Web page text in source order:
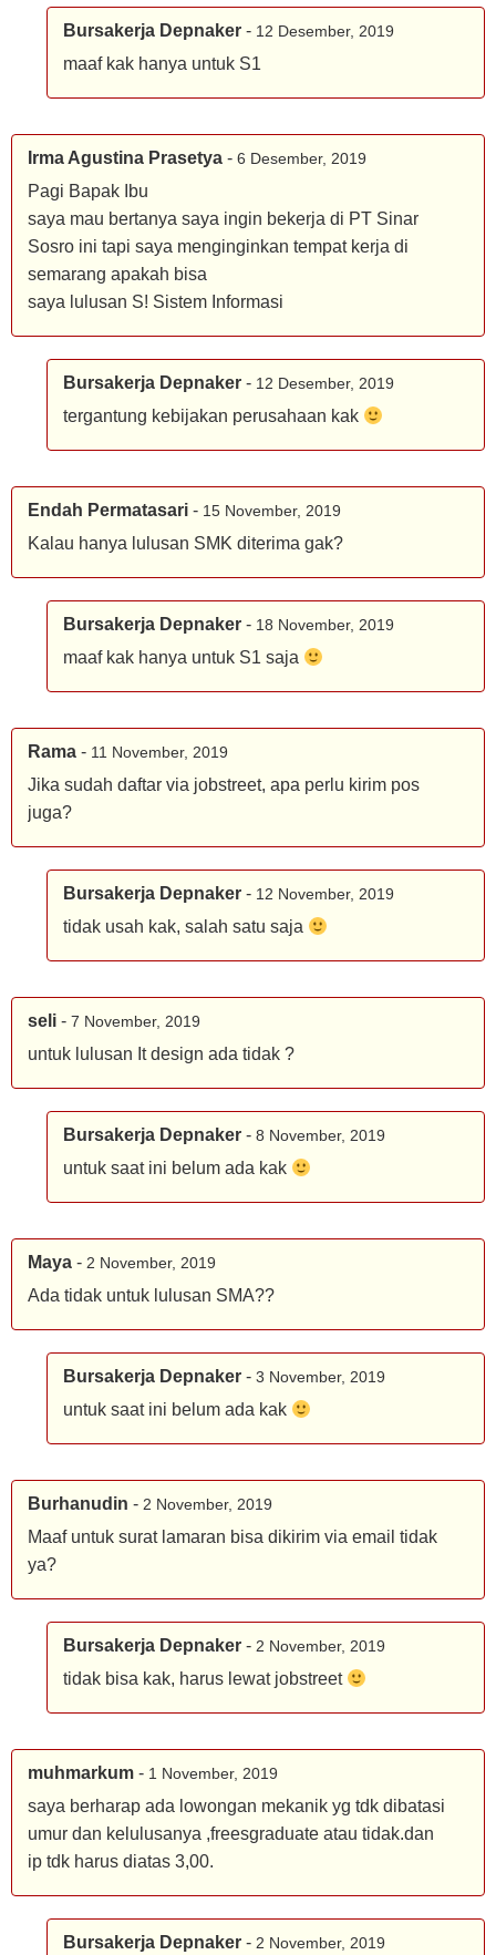
Bursakerja Depnaker - 12 Desember, 2019
maaf kak hanya untuk S1
Irma Agustina Prasetya - 6 Desember, 2019
Pagi Bapak Ibu
saya mau bertanya saya ingin bekerja di PT Sinar
Sosro ini tapi saya menginginkan tempat kerja di
semarang apakah bisa
saya lulusan S! Sistem Informasi
Bursakerja Depnaker - 12 Desember, 2019
tergantung kebijakan perusahaan kak
Endah Permatasari - 15 November, 2019
Kalau hanya lulusan SMK diterima gak?
Bursakerja Depnaker - 18 November, 2019
maaf kak hanya untuk S1 saja
Rama - 11 November, 2019
Jika sudah daftar via jobstreet, apa perlu kirim pos
juga?
Bursakerja Depnaker - 12 November, 2019
tidak usah kak, salah satu saja
seli - 7 November, 2019
untuk lulusan It design ada tidak ?
Bursakerja Depnaker - 8 November, 2019
untuk saat ini belum ada kak
Maya - 2 November, 2019
Ada tidak untuk lulusan SMA??
Bursakerja Depnaker - 3 November, 2019
untuk saat ini belum ada kak
Burhanudin - 2 November, 2019
Maaf untuk surat lamaran bisa dikirim via email tidak
ya?
Bursakerja Depnaker - 2 November, 2019
tidak bisa kak, harus lewat jobstreet
muhmarkum - 1 November, 2019
saya berharap ada lowongan mekanik yg tdk dibatasi
umur dan kelulusanya ,freesgraduate atau tidak.dan
ip tdk harus diatas 3,00.
Bursakerja Depnaker - 2 November, 2019